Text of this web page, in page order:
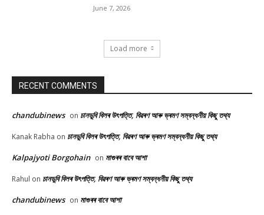
June 7, 2026
Load more
RECENT COMMENTS
chandubinews on চানডুবি বিলৰ উৎপত্তি, বিৱৰণ আৰু ভ্ৰমণ সম্বন্ধনীয় কিছু তথ্য
Kanak Rabha on চানডুবি বিলৰ উৎপত্তি, বিৱৰণ আৰু ভ্ৰমণ সম্বন্ধনীয় কিছু তথ্য
Kalpajyoti Borgohain on মাগুৰৰ বাবে আশা
Rahul on চানডুবি বিলৰ উৎপত্তি, বিৱৰণ আৰু ভ্ৰমণ সম্বন্ধনীয় কিছু তথ্য
chandubinews on মাগুৰৰ বাবে আশা